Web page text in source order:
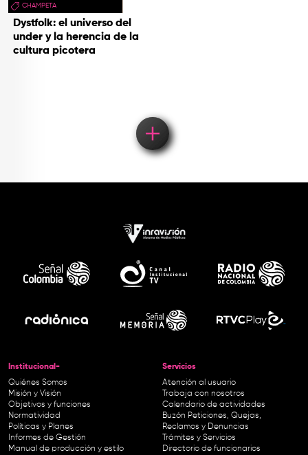
CHAMPETA
Dystfolk: el universo del
under y la herencia de la
cultura picotera
Institucional-
Quiénes Somos
Misión y Visión
Objetivos y funciones
Normatividad
Políticas y Planes
Informes de Gestión
Manual de producción y estilo
Servicios
Atención al usuario
Trabaja con nosotros
Calendario de actividades
Buzón Peticiones, Quejas,
Reclamos y Denuncias
Trámites y Servicios
Directorio de funcionarios